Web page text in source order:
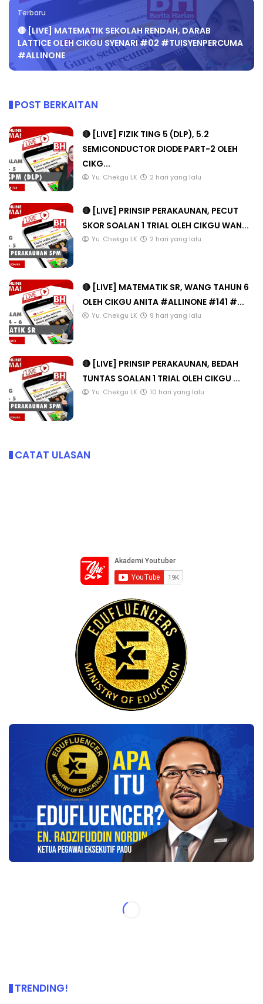
Terbaru
🔴 [LIVE] MATEMATIK SEKOLAH RENDAH, DARAB
LATTICE OLEH CIKGU SYENARI #02 #TUISYENPERCUMA
#ALLINONE
POST BERKAITAN
🔴 [LIVE] FIZIK TING 5 (DLP), 5.2
SEMICONDUCTOR DIODE PART-2 OLEH
CIKG...
Yu. Chekgu LK 2 hari yang lalu
🔴 [LIVE] PRINSIP PERAKAUNAN, PECUT
SKOR SOALAN 1 TRIAL OLEH CIKGU WAN...
Yu. Chekgu LK 2 hari yang lalu
🔴 [LIVE] MATEMATIK SR, WANG TAHUN 6
OLEH CIKGU ANITA #ALLINONE #141 #...
Yu. Chekgu LK 9 hari yang lalu
🔴 [LIVE] PRINSIP PERAKAUNAN, BEDAH
TUNTAS SOALAN 1 TRIAL OLEH CIKGU ...
Yu. Chekgu LK 10 hari yang lalu
CATAT ULASAN
TRENDING!